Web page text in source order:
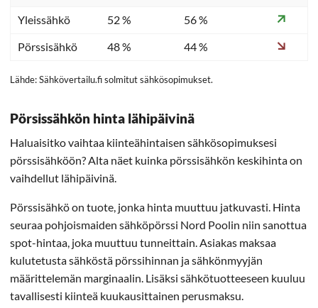
Yleissähkö 52 %
56 %
Pörssisähkö
48 % 44 %
Lähde: Sähkövertailu.fi solmitut sähkösopimukset.
Pörsissähkön hinta lähipäivinä
Haluaisitko vaihtaa kiinteähintaisen sähkösopimuksesi
pörssisähköön? Alta näet kuinka pörssisähkön keskihinta on
vaihdellut lähipäivinä.
Pörssisähkö on tuote, jonka hinta muuttuu jatkuvasti. Hinta
seuraa pohjoismaiden sähköpörssi Nord Poolin niin sanottua
spot-hintaa, joka muuttuu tunneittain. Asiakas maksaa
kulutetusta sähköstä pörssihinnan ja sähkönmyyjän
määrittelemän marginaalin. Lisäksi sähkötuotteeseen kuuluu
tavallisesti kiinteä kuukausittainen perusmaksu.